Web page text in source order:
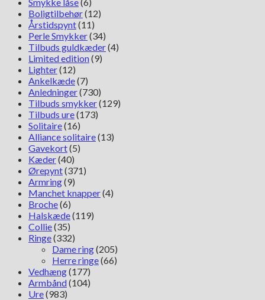
Boligtilbehør(12)
Årstidspynt(11)
Perle Smykker(34)
Tilbuds guldkæder(4)
Limited edition(9)
Lighter(12)
Ankelkæde(7)
Anledninger(730)
Tilbuds smykker(129)
Tilbuds ure(173)
Solitaire(16)
Alliance solitaire(13)
Gavekort(5)
Kæder(40)
Ørepynt(371)
Armring(9)
Manchet knapper(4)
Broche(6)
Halskæde(119)
Collie(35)
Ringe(332)
Dame ring(205)
Herre ringe(66)
Vedhæng(177)
Armbånd(104)
Ure(983)